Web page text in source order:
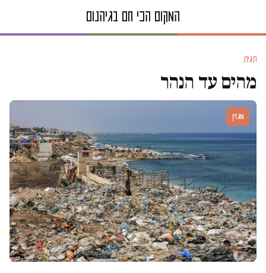
תגית
מהים עד הנהר
מגזין